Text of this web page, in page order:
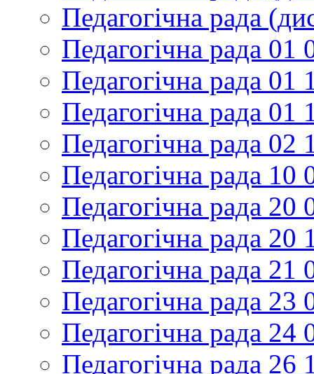
Педагогічна рада
Педагогічна рада 01
Педагогічна рада 01
Педагогічна рада 01
Педагогічна рада 02
Педагогічна рада 10
Педагогічна рада 20
Педагогічна рада 20
Педагогічна рада 21
Педагогічна рада 23
Педагогічна рада 24
Педагогічна рада 26